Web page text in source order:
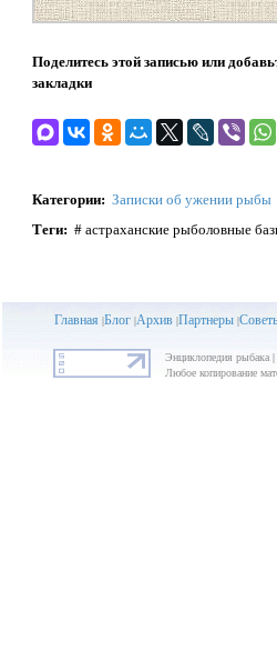
Поделитесь этой записью или
закладки
Категории: Записки об ужении рыбы
Теги: # астраханские рыболовные
Главная |Блог|Архив|Партнеры|
Энциклопедия рыбака
Любое копирование